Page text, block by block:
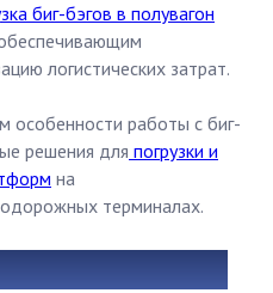
биг-бэгов в полувагон
логистических затрат.
особенности работы с биг-
решения для погрузки и
на
терминалах.
биг-бэгов в